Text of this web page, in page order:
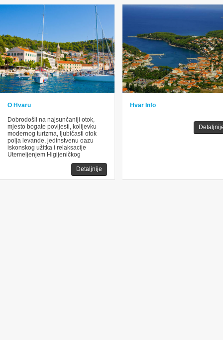
O Hvaru
Dobrodošli na najsunčaniji otok,
mjesto bogate povijesti, kolijevku
modernog turizma, ljubičasti otok
polja levande, jedinstvenu oazu
iskonskog užitka i relaksacije
Utemeljenjem Higijeničkog
Detaljnije
Hvar Info